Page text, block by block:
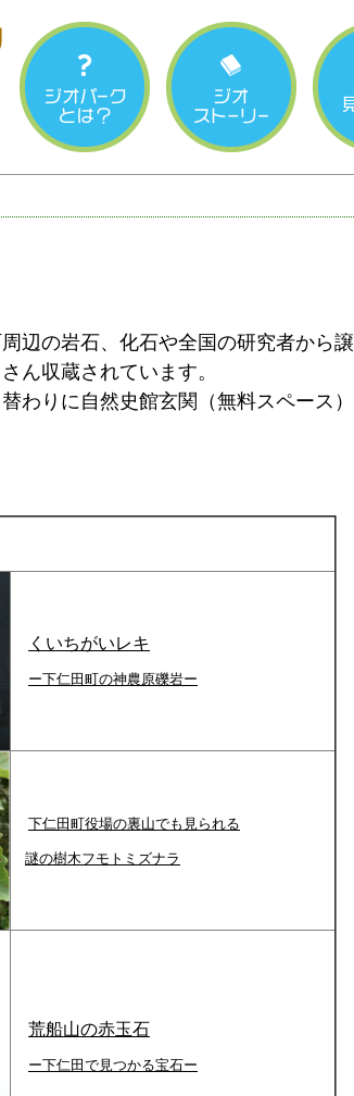
辺の岩石、化石や全国の研究者から譲
ん収蔵されています。
わりに自然史館玄関（無料スペース）
くいちがいレキ
ー下仁田町の神農原礫岩ー
下仁田町役場の裏山でも見られる
謎の樹木フモトミズナラ
荒船山の赤玉石
ー下仁田で見つかる宝石ー